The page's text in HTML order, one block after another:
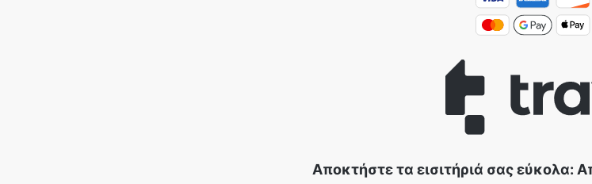
Αποκτήστε τα εισιτήριά σας εύκολα: